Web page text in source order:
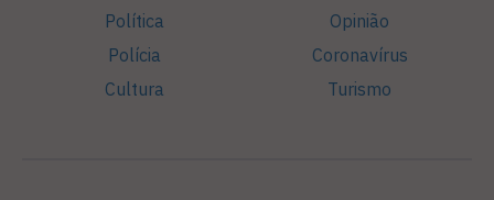
Política
Polícia
Cultura
Opinião
Coronavírus
Turismo